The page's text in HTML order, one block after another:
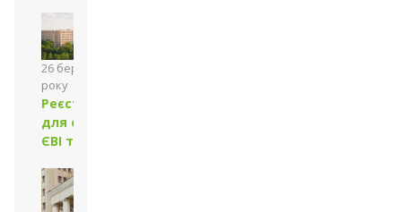
26 березня 2024
року
Реєстрація
для складання
ЄВІ та ЄФВВ